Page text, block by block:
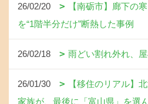
26/02/20
【南砺市】廊下の
を“1階半分だけ”断熱した事例
26/02/18 雨どい割れ外れ、
26/01/30
【移住のリアル】
家族が、最後に「富山県」を選